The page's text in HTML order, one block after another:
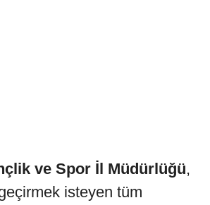
ve Spor İl Müdürlüğü,
isteyen tüm